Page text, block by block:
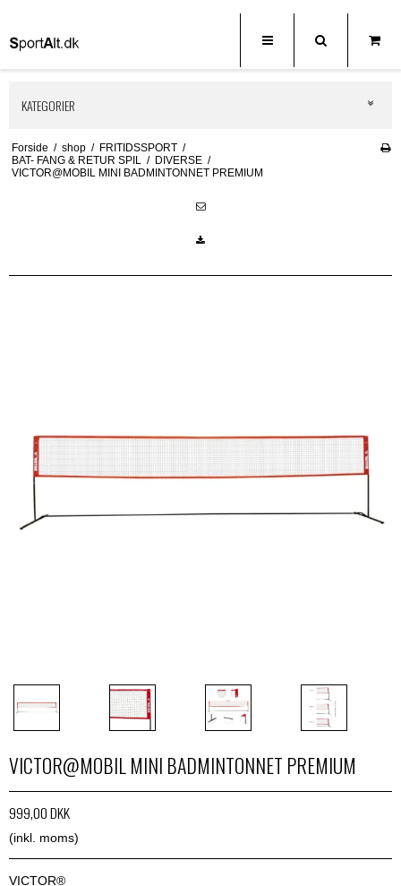
KATEGORIER
Forside / shop / FRITIDSSPORT /
BAT- FANG & RETUR SPIL / DIVERSE /
VICTOR@MOBIL MINI BADMINTONNET PREMIUM
VICTOR@MOBIL MINI BADMINTONNET PREMIUM
999,00 DKK
(inkl. moms)
VICTOR®